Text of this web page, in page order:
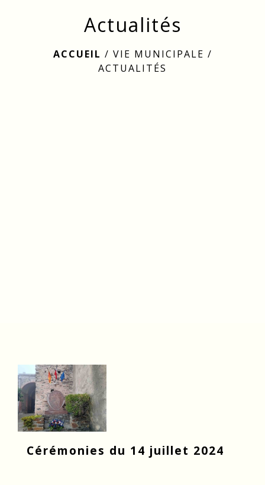
Actualités
ACCUEIL / VIE MUNICIPALE /
ACTUALITÉS
Cérémonies du 14 juillet 2024